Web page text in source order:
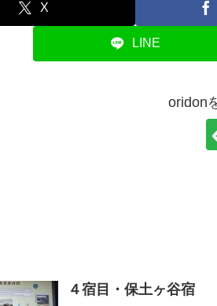
X
LINE
oridon
４宿目・保土ヶ谷宿